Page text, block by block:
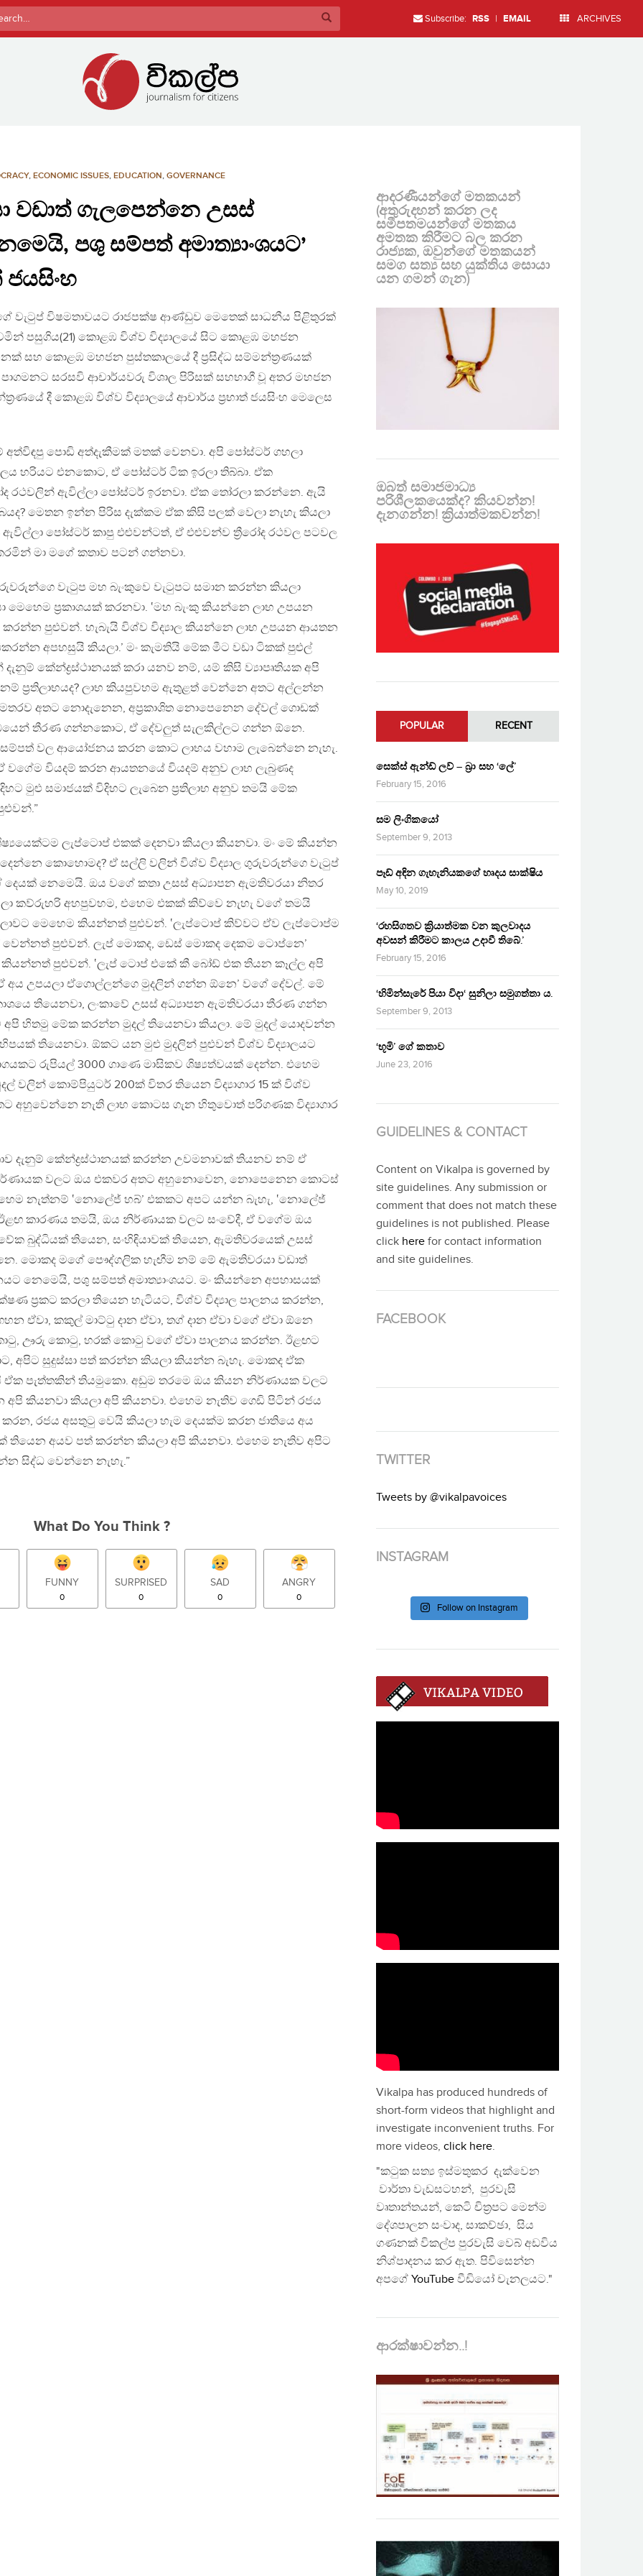
Subscribe: RSS | EMAIL ARCHIVES
, ECONOMIC ISSUES, EDUCATION, GOVERNANCE
වඩාත් ගැලපෙන්නෙ උසස්
පශු සම්පත් අමාත්‍යාංශයට’
ජයසිංහ
වැටුප් විෂමතාවයට රාජපක්ෂ ආණ්ඩුව මෙතෙක් සාධනීය පිළිතුරක්
පසුගිය(21) කොළඹ විශ්ව විද්‍යාලයේ සිට කොළඹ මහජන
සහ කොළඹ මහජන පුස්තකාලයේ දී ප්‍රසිද්ධ සම්මන්ත්‍රණයක්
සරසවි ආචාර්යවරු විශාල පිරිසක් සහභාගී වූ අතර මහජන
දී කොළඹ විශ්ව විද්‍යාලයේ ආචාර්ය ප්‍රභාත් ජයසිංහ මෙලෙස
අත්විඳපු පොඩි අත්දැකීමක් මතක් වෙනවා. අපි පෝස්ටර් ගහලා
හරියට එනකොට, ඒ පෝස්ටර් ටික ඉරලා තිබ්බා. ඒක
රථවලින් ඇවිල්ලා පෝස්ටර් ඉරනවා. ඒක තෝරලා කරන්නෙ. ඇයි
මෙතන ඉන්න පිරිස දැක්කම ඒක කිසි පලක් වෙලා නැහැ කියලා
ඇවිල්ලා පෝස්ටර් කාපු එළුවන්ටත්, ඒ එළුවන්ව ත්‍රීරෝද රථවල පටවල
මා මගේ කතාව පටන් ගන්නවා.
වැටුප මහ බැංකුවෙ වැටුපට සමාන කරන්න කියලා
මෙහෙම ප්‍රකාශයක් කරනවා. ‛මහ බැංකු කියන්නෙ ලාභ උපයන
කරන්න පුළුවන්. හැබැයි විශ්ව විද්‍යාල කියන්නෙ ලාභ උපයන ආයතන
අපහසුයි කියලා.’ මං කැමතියි මේක මීට වඩා ටිකක් පුළුල්
කේන්ද්‍රස්ථානයක් කරා යනව නම්, යම් කිසි ව්‍යාපෘතියක අපි
ප්‍රතිලාභයද? ලාභ කියපුවහම ඇතුළත් වෙන්නෙ අතට අල්ලන්න
අතට නොදැනෙන, අප්‍රකාශිත නොපෙනෙන දේවල් ගොඩක්
තීරණ ගන්නකොට, ඒ දේවලුත් සැලකිල්ලට ගන්න ඕනෙ.
වල ආයෝජනය කරන කොට ලාභය වහාම ලැබෙන්නෙ නැහැ.
වගේම වියදම් කරන ආයතනයේ වියදම් අනුව ලාභ ලැබුණද
මුළු සමාජයක් විදිහට ලැබෙන ප්‍රතිලාභ අනුව තමයි මේක
ලැප්ටොප් එකක් දෙනවා කියලා කියනවා. මං මේ කියන්න
කොහොමද? ඒ සල්ලි වලින් විශ්ව විද්‍යාල ගුරුවරුන්ගෙ වැටුප්
නෙමෙයි. ඔය වගේ කතා උසස් අධ්‍යාපන ඇමතිවරයා නිතර
කව්රුහරි අහපුවහම, එහෙම එකක් කිව්වෙ නැහැ වගේ තමයි
මෙහෙම කියන්නත් පුළුවන්. ‛ලැප්ටොප් කිව්වට ඒව ලැප්ටොප්ම
පුළුවන්. ලැප් මොකද, ඩෙස් මොකද දෙකම ටොප්නෙ’
පුළුවන්. ‛ලැප් ටොප් එකේ කී බෝඩ් එක තියන කෑල්ල අපි
අය උපයලා ඒගොල්ලන්ගෙ මුදලින් ගන්න ඕනෙ’ වගේ දේවල්. මේ
තියෙනවා, ලංකාවේ උසස් අධ්‍යාපන ඇමතිවරයා තීරණ ගන්න
හිතමු මේක කරන්න මුදල් තියෙනවා කියලා. මේ මුදල් යොදවන්න
තියෙනවා. ඕකට යන මුළු මුදලින් පුළුවන් විශ්ව විද්‍යාලයට
රුපියල් 3000 ගාණෙ මාසිකව ශිෂ්‍යත්වයක් දෙන්න. එහෙම
වලින් කොම්පියුටර් 200ක් විතර තියෙන විද්‍යාගාර 15 ක් විශ්ව
අහුවෙන්නෙ නැති ලාභ කොටස ගැන හිතුවොත් පරිගණක විද්‍යාගාර
දැනුම් කේන්ද්‍රස්ථානයක් කරන්න උවමනාවක් තියනව නම් ඒ
වලට ඔය එකවර අතට අහුනොවෙන, නොපෙනෙන කොටස්
නැත්නම් ‛නොලේජ් හබ්’ එකකට අපට යන්න බැහැ, ‛නොලේජ්
කාරණය තමයි, ඔය නිර්ණායක වලට සංවේදී, ඒ වගේම ඔය
බුද්ධියක් තියෙන, සංහිඳියාවක් තියෙන, ඇමතිවරයෙක් උසස්
මොකද මගේ පෞද්ගලික හැඟීම නම් මේ ඇමතිවරයා වඩාත්
නෙමෙයි, පශු සම්පත් අමාත්‍යාංශයට. මං කියන්නෙ අපහාසයක්
ප්‍රකට කරලා තියෙන හැටියට, විශ්ව විද්‍යාල පාලනය කරන්න,
ඒවා, කකුල් මාට්ටු දාන ඒවා, තග් දාන ඒවා වගේ ඒවා ඕනෙ
ඌරු කොටු, හරක් කොටු වගේ ඒවා පාලනය කරන්න. ඊළඟට
අපිට සුදුස්සා පත් කරන්න කියලා කියන්න බැහැ. මොකද ඒක
ඒක පැත්තකින් තියමුකො. අඩුම තරමෙ ඔය කියන නිර්ණායක වලට
කියනවා කියලා අපි කියනවා. එහෙම නැතිව ගෙඩි පිටින් රජය
රජය අසතුටු වෙයි කියලා හැම දෙයක්ම කරන ජාතියෙ අය
තියෙන අයව පත් කරන්න කියලා අපි කියනවා. එහෙම නැතිව අපිට
සිද්ධ වෙන්නෙ නැහැ.”
What Do You Think ?
FUNNY
0
SURPRISED
0
SAD
0
ANGRY
0
ආදරණීයන්ගේ මතකයන්
(අතුරුදහන් කරන ලද
සමීපතමයන්ගේ මතකය
අමතක කිරීමට බල කරන
රාජ්‍යක, ඔවුන්ගේ මතකයන්
සමග සත්‍ය සහ යුක්තිය සොයා
යන ගමන් ගැන)
ඔබත් සමාජමාධ්‍ය
පරිශීලකයෙක්ද? කියවන්න!
දැනගන්න! ක්‍රියාත්මකවන්න!
POPULAR RECENT
සෙක්ස් ඇන්ඩ් ලව් – බ්‍රා සහ ‘ලේ’
February 15, 2016
සම ලිංගිකයෝ
September 9, 2013
පෑඩ් අඳින ගැහැනියකගේ හෘදය සාක්ෂිය
May 10, 2019
‘රහසිගතව ක්‍රියාත්මක වන කුලවාදය
අවසන් කිරීමට කාලය උදාවී තිබේ.’
February 15, 2016
‘හිමින්සැරේ පියා විදා‘ සුනිලා සමුගත්තා ය.
September 9, 2013
‘භූමි’ ගේ කතාව
June 23, 2016
GUIDELINES & CONTACT
Content on Vikalpa is governed by
site guidelines. Any submission or
comment that does not match these
guidelines is not published. Please
click here for contact information
and site guidelines.
FACEBOOK
TWITTER
Tweets by @vikalpavoices
INSTAGRAM
Follow on Instagram
Vikalpa has produced hundreds of
short-form videos that highlight and
investigate inconvenient truths. For
more videos, click here.
"කටුක සත්‍ය ඉස්මතුකර දැක්වෙන
වාර්තා වැඩසටහන්, පුරවැසි
වෘතාන්තයන්, කෙටි චිත්‍රපට මෙන්ම
දේශපාලන සංවාද, සාකච්ඡා, සිය
ගණනක් විකල්ප පුරවැසි වෙබ් අඩවිය
නිශ්පාදනය කර ඇත. පිවිසෙන්න
අපගේ YouTube වීඩියෝ චැනලයට."
ආරක්ෂාවන්න..!